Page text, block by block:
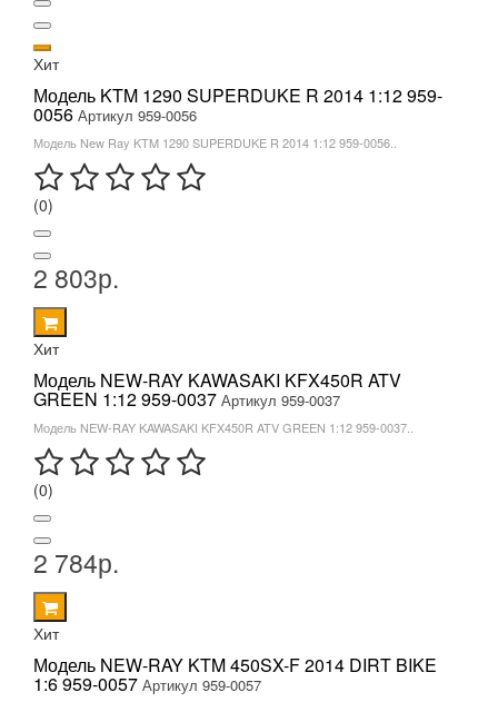
Хит
Модель KTM 1290 SUPERDUKE R 2014 1:12 959-
0056 Артикул 959-0056
Модель New Ray KTM 1290 SUPERDUKE R 2014 1:12 959-0056..
(0)
2 803р.
Хит
Модель NEW-RAY KAWASAKI KFX450R ATV
GREEN 1:12 959-0037 Артикул 959-0037
Модель NEW-RAY KAWASAKI KFX450R ATV GREEN 1:12 959-0037..
(0)
2 784р.
Хит
Модель NEW-RAY KTM 450SX-F 2014 DIRT BIKE
1:6 959-0057 Артикул 959-0057